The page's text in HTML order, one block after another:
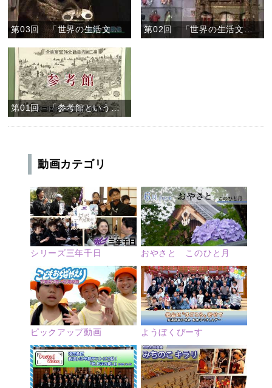
第03回 「世界の生活文化２」 第02回 「世界の生活文化１」
第01回 「参考館という名前」
動画カテゴリ
シリーズ三年千日 おやさと このひと月
ピックアップ動画 ようぼくぴーす